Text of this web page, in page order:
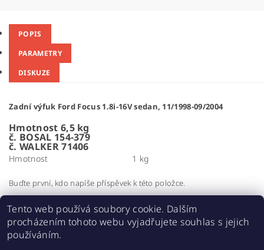
POPIS
PARAMETRY
DISKUZE
Zadní výfuk Ford Focus 1.8i-16V sedan, 11/1998-09/2004
Hmotnost 6,5 kg
č. BOSAL 154-379
č. WALKER 71406
Hmotnost 1 kg
Buďte první, kdo napíše příspěvek k této položce.
Přidat komentář
Tento web používá soubory cookie. Dalším
procházením tohoto webu vyjadřujete souhlas s jejich
používáním.